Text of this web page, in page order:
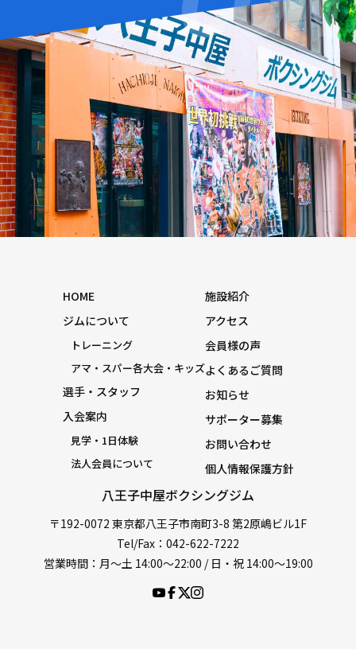
八王子中屋ボクシングジム
〒192-0072 東京都八王子市南町3-8 第2原嶋ビル1F
Tel/Fax：042-622-7222
営業時間：月〜土 14:00〜22:00 / 日・祝 14:00〜19:00
HOME
ジムについて
トレーニング
アマ・スパー各大会・キッズ
選手・スタッフ
入会案内
見学・1日体験
法人会員について
施設紹介
アクセス
会員様の声
よくあるご質問
お知らせ
サポーター募集
お問い合わせ
個人情報保護方針